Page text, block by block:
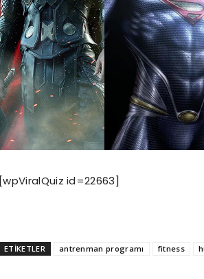
[wpViralQuiz id=22663]
ETİKETLER antrenman programı fitness